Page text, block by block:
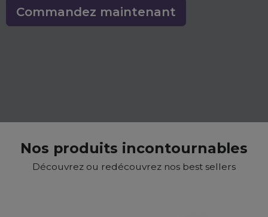
Commandez maintenant
Nos produits incontournables
Découvrez ou redécouvrez nos best sellers